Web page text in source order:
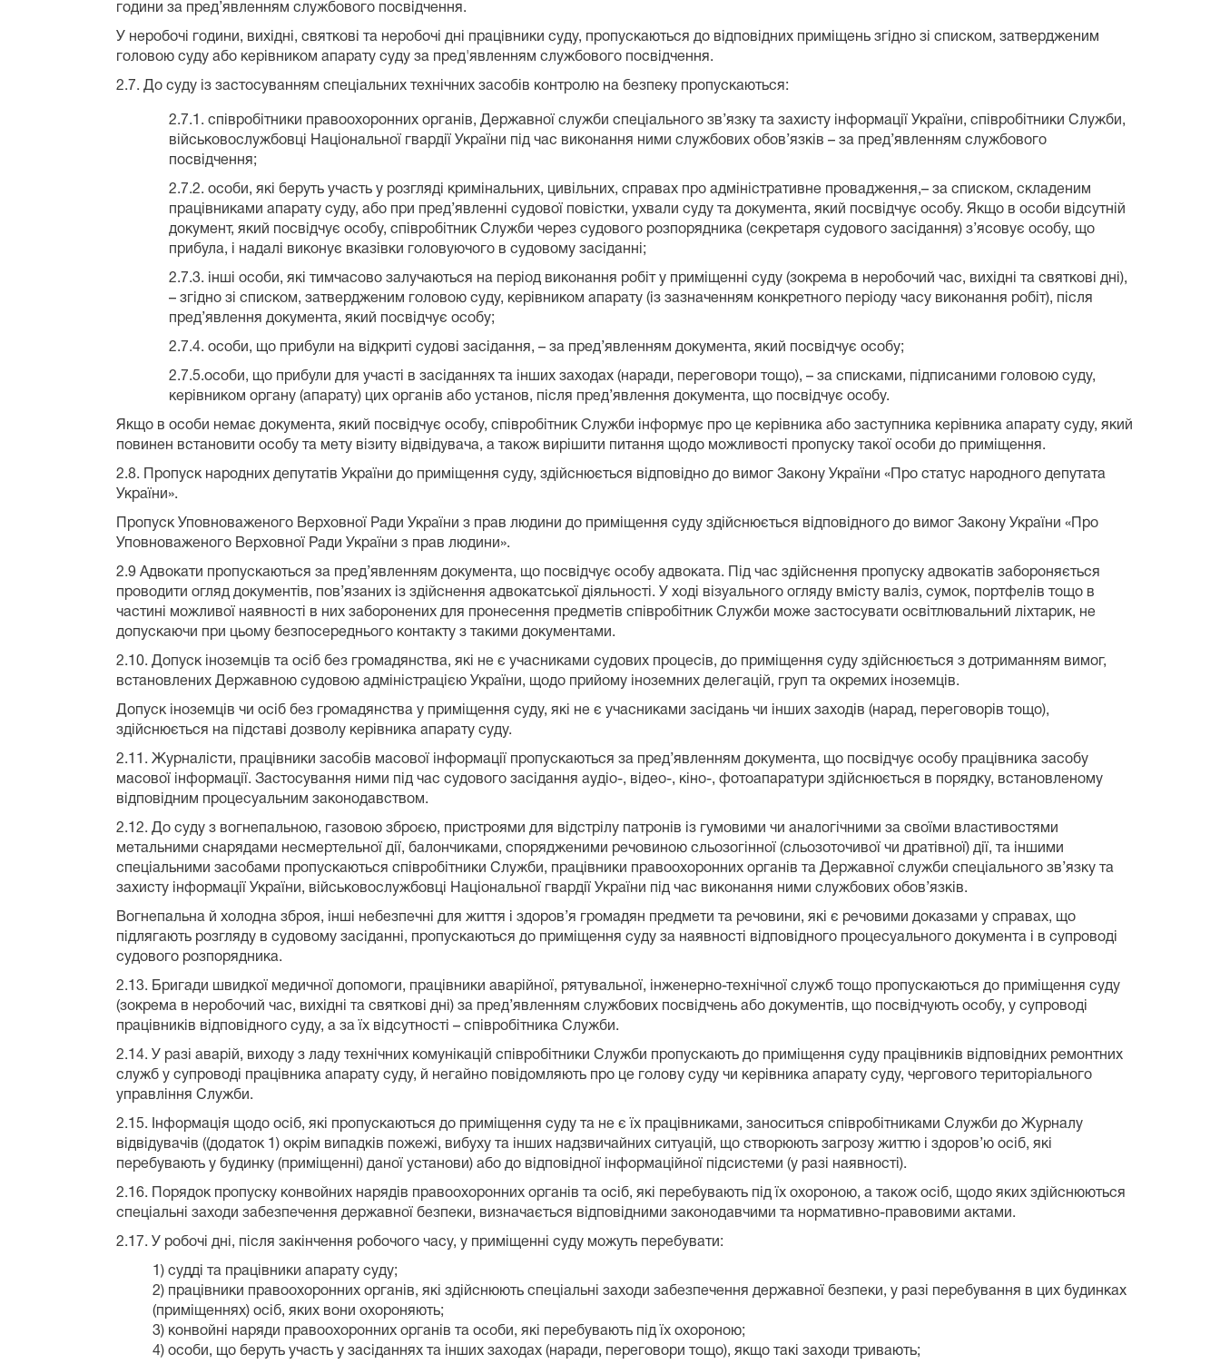
години за пред’явленням службового посвідчення.
У неробочі години, вихідні, святкові та неробочі дні працівники суду, пропускаються до відповідних приміщень згідно зі списком, затвердженим
головою суду або керівником апарату суду за пред'явленням службового посвідчення.
2.7. До суду із застосуванням спеціальних технічних засобів контролю на безпеку пропускаються:
2.7.1. співробітники правоохоронних органів, Державної служби спеціального зв’язку та захисту інформації України, співробітники Служби,
військовослужбовці Національної гвардії України під час виконання ними службових обов’язків – за пред’явленням службового
посвідчення;
2.7.2. особи, які беруть участь у розгляді кримінальних, цивільних, справах про адміністративне провадження,– за списком, складеним
працівниками апарату суду, або при пред’явленні судової повістки, ухвали суду та документа, який посвідчує особу. Якщо в особи відсутній
документ, який посвідчує особу, співробітник Служби через судового розпорядника (секретаря судового засідання) з’ясовує особу, що
прибула, і надалі виконує вказівки головуючого в судовому засіданні;
2.7.3. інші особи, які тимчасово залучаються на період виконання робіт у приміщенні суду (зокрема в неробочий час, вихідні та святкові дні),
– згідно зі списком, затвердженим головою суду, керівником апарату (із зазначенням конкретного періоду часу виконання робіт), після
пред’явлення документа, який посвідчує особу;
2.7.4. особи, що прибули на відкриті судові засідання, – за пред’явленням документа, який посвідчує особу;
2.7.5.особи, що прибули для участі в засіданнях та інших заходах (наради, переговори тощо), – за списками, підписаними головою суду,
керівником органу (апарату) цих органів або установ, після пред’явлення документа, що посвідчує особу.
Якщо в особи немає документа, який посвідчує особу, співробітник Служби інформує про це керівника або заступника керівника апарату суду, який
повинен встановити особу та мету візиту відвідувача, а також вирішити питання щодо можливості пропуску такої особи до приміщення.
2.8. Пропуск народних депутатів України до приміщення суду, здійснюється відповідно до вимог Закону України «Про статус народного депутата
України».
Пропуск Уповноваженого Верховної Ради України з прав людини до приміщення суду здійснюється відповідного до вимог Закону України «Про
Уповноваженого Верховної Ради України з прав людини».
2.9 Адвокати пропускаються за пред’явленням документа, що посвідчує особу адвоката. Під час здійснення пропуску адвокатів забороняється
проводити огляд документів, пов’язаних із здійснення адвокатської діяльності. У ході візуального огляду вмісту валіз, сумок, портфелів тощо в
частині можливої наявності в них заборонених для пронесення предметів співробітник Служби може застосувати освітлювальний ліхтарик, не
допускаючи при цьому безпосереднього контакту з такими документами.
2.10. Допуск іноземців та осіб без громадянства, які не є учасниками судових процесів, до приміщення суду здійснюється з дотриманням вимог,
встановлених Державною судовою адміністрацією України, щодо прийому іноземних делегацій, груп та окремих іноземців.
Допуск іноземців чи осіб без громадянства у приміщення суду, які не є учасниками засідань чи інших заходів (нарад, переговорів тощо),
здійснюється на підставі дозволу керівника апарату суду.
2.11. Журналісти, працівники засобів масової інформації пропускаються за пред’явленням документа, що посвідчує особу працівника засобу
масової інформації. Застосування ними під час судового засідання аудіо-, відео-, кіно-, фотоапаратури здійснюється в порядку, встановленому
відповідним процесуальним законодавством.
2.12. До суду з вогнепальною, газовою зброєю, пристроями для відстрілу патронів із гумовими чи аналогічними за своїми властивостями
метальними снарядами несмертельної дії, балончиками, спорядженими речовиною сльозогінної (сльозоточивої чи дратівної) дії, та іншими
спеціальними засобами пропускаються співробітники Служби, працівники правоохоронних органів та Державної служби спеціального зв’язку та
захисту інформації України, військовослужбовці Національної гвардії України під час виконання ними службових обов’язків.
Вогнепальна й холодна зброя, інші небезпечні для життя і здоров’я громадян предмети та речовини, які є речовими доказами у справах, що
підлягають розгляду в судовому засіданні, пропускаються до приміщення суду за наявності відповідного процесуального документа і в супроводі
судового розпорядника.
2.13. Бригади швидкої медичної допомоги, працівники аварійної, рятувальної, інженерно-технічної служб тощо пропускаються до приміщення суду
(зокрема в неробочий час, вихідні та святкові дні) за пред’явленням службових посвідчень або документів, що посвідчують особу, у супроводі
працівників відповідного суду, а за їх відсутності – співробітника Служби.
2.14. У разі аварій, виходу з ладу технічних комунікацій співробітники Служби пропускають до приміщення суду працівників відповідних ремонтних
служб у супроводі працівника апарату суду, й негайно повідомляють про це голову суду чи керівника апарату суду, чергового територіального
управління Служби.
2.15. Інформація щодо осіб, які пропускаються до приміщення суду та не є їх працівниками, заноситься співробітниками Служби до Журналу
відвідувачів ((додаток 1) окрім випадків пожежі, вибуху та інших надзвичайних ситуацій, що створюють загрозу життю і здоров’ю осіб, які
перебувають у будинку (приміщенні) даної установи) або до відповідної інформаційної підсистеми (у разі наявності).
2.16. Порядок пропуску конвойних нарядів правоохоронних органів та осіб, які перебувають під їх охороною, а також осіб, щодо яких здійснюються
спеціальні заходи забезпечення державної безпеки, визначається відповідними законодавчими та нормативно-правовими актами.
2.17. У робочі дні, після закінчення робочого часу, у приміщенні суду можуть перебувати:
1) судді та працівники апарату суду;
2) працівники правоохоронних органів, які здійснюють спеціальні заходи забезпечення державної безпеки, у разі перебування в цих будинках
(приміщеннях) осіб, яких вони охороняють;
3) конвойні наряди правоохоронних органів та особи, які перебувають під їх охороною;
4) особи, що беруть участь у засіданнях та інших заходах (наради, переговори тощо), якщо такі заходи тривають;